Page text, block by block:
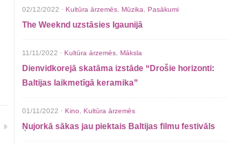
02/12/2022 · Kultūra ārzemēs Mūzika Pasākumi
The Weeknd uzstāsies Igaunijā
11/11/2022 · Kultūra ārzemēs Māksla
Dienvidkorejā skatāma izstāde “Drošie horizonti:
Baltijas laikmetīgā keramika”
01/11/2022 · Kino Kultūra ārzemēs
Ņujorkā sākas jau piektais Baltijas filmu festivāls